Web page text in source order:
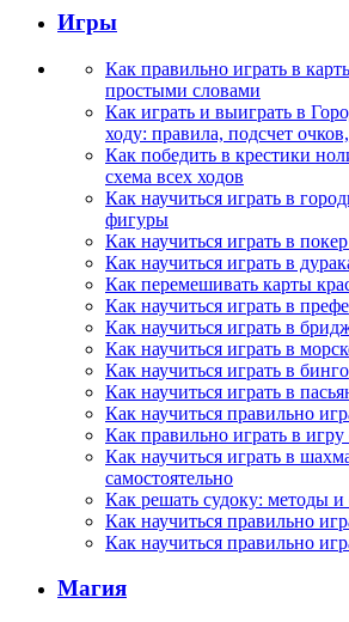
Игры
Как правильно играть в
простыми словами
Как играть и выиграть в
ходу: правила, подсчет
Как победить в крестики
схема всех ходов
Как научиться играть в
фигуры
Как научиться играть в
Как научиться играть в
Как перемешивать карты
Как научиться играть в
Как научиться играть в
Как научиться играть в
Как научиться играть в бинго
Как научиться играть в
Как научиться правильно
Как правильно играть в игру
Как научиться играть в
самостоятельно
Как решать судоку: методы и
Как научиться правильно
Как научиться правильно
Магия